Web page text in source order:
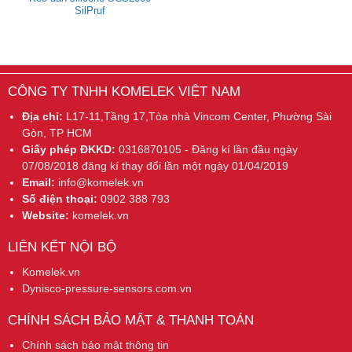
SilPruf
CÔNG TY TNHH KOMELEK VIỆT NAM
Địa chỉ: L17-11,Tầng 17,Tòa nhà Vincom Center, Phường Sài
Gòn, TP HCM
Giấy phép ĐKKD: 0316870105 - Đăng kí lần đầu ngày
07/08/2018 đăng kí thay đổi lần một ngày 01/04/2019
Email: info@komelek.vn
Số điện thoại: 0902 388 793
Website: komelek.vn
LIÊN KẾT NỘI BỘ
Komelek.vn
Dynisco-pressure-sensors.com.vn
CHÍNH SÁCH BẢO MẬT & THANH TOÁN
Chính sách bảo mật thông tin